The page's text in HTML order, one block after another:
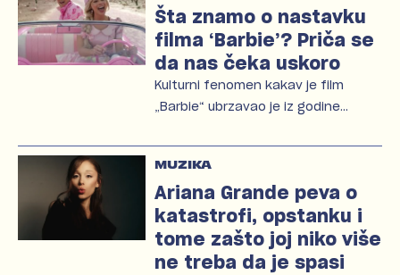
Šta znamo o nastavku
filma ‘Barbie’? Priča se
da nas čeka uskoro
Kulturni fenomen kakav je film
„Barbie“ ubrzavao je iz godine…
MUZIKA
Ariana Grande peva o
katastrofi, opstanku i
tome zašto joj niko više
ne treba da je spasi